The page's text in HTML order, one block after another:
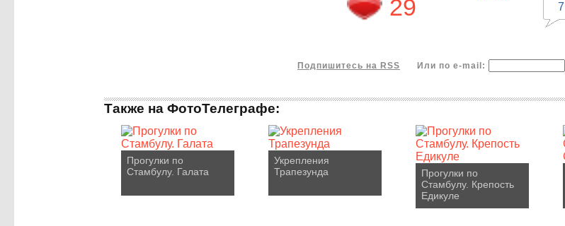
29
7
Подпишитесь на RSS Или по e-mail:
Также на ФотоТелеграфе:
Прогулки по
Стамбулу. Галата
Укрепления
Трапезунда
Прогулки по
Стамбулу. Крепость
Едикуле